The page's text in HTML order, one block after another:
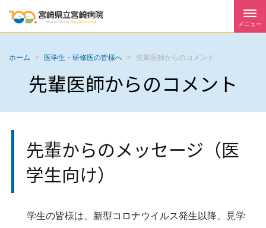
メニュー
ホーム > 医学生・研修医の皆様へ > 先輩医師からのコメント
先輩医師からのコメント
先輩からのメッセージ（医
学生向け）
学生の皆様は、新型コロナウイルス発生以降、見学